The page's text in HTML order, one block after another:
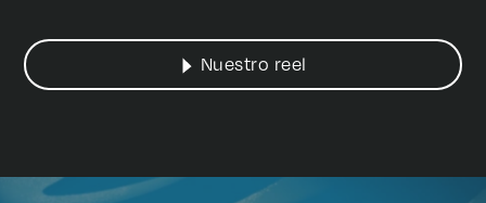
Nuestro reel